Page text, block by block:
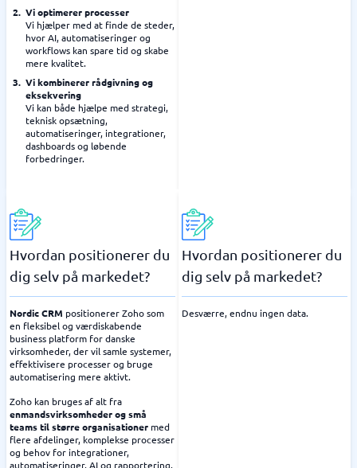
Vi optimerer processer
Vi hjælper med at finde de steder,
hvor AI, automatiseringer og
workflows kan spare tid og skabe
mere kvalitet.
Vi kombinerer rådgivning og
eksekvering
Vi kan både hjælpe med strategi,
teknisk opsætning,
automatiseringer, integrationer,
dashboards og løbende
forbedringer.
Hvordan positionerer du
dig selv på markedet?
Nordic CRM positionerer Zoho som
en fleksibel og værdiskabende
business platform for danske
virksomheder, der vil samle systemer,
effektivisere processer og bruge
automatisering mere aktivt.
Zoho kan bruges af alt fra
enmandsvirksomheder og små
teams til større organisationer med
flere afdelinger, komplekse processer
og behov for integrationer,
automatiseringer, AI og rapportering.
Hvordan positionerer du
dig selv på markedet?
Desværre, endnu ingen data.